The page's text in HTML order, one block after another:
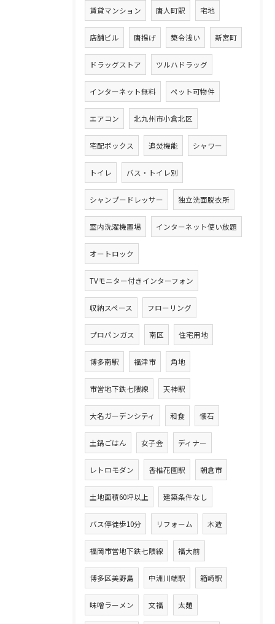
賃貸マンション 唐人町駅 宅地
店舗ビル 唐揚げ 築令浅い 新宮町
ドラッグストア ツルハドラッグ
インターネット無料 ペット可物件
エアコン 北九州市小倉北区
宅配ボックス 追焚機能 シャワー
トイレ バス・トイレ別
シャンプードレッサー 独立洗面脱衣所
室内洗濯機置場 インターネット使い放題
オートロック
TVモニター付きインターフォン
収納スペース フローリング
プロパンガス 南区 住宅用地
博多南駅 福津市 角地
市営地下鉄七隈線 天神駅
大名ガーデンシティ 和食 懐石
土鍋ごはん 女子会 ディナー
レトロモダン 香椎花園駅 朝倉市
土地面積60坪以上 建築条件なし
バス停徒歩10分 リフォーム 木造
福岡市営地下鉄七隈線 福大前
博多区美野島 中洲川端駅 箱崎駅
味噌ラーメン 文福 太麺